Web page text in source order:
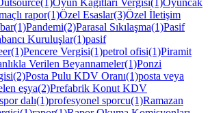
rapor(1)Özel Esaslar(3)Özel İletişim
Pandemi(2)Parasal Sıkılaşma(1)Pasif
Kuruluşlar(1)pasif
Pencere Vergisi(1)petrol ofisi(1)Piramit
Verilen Beyannameler(1)Ponzi
Posta Pulu KDV Oranı(1)posta veya
eşya(2)Prefabrik Konut KDV
dalı(1)profesyonel sporcu(1)Ramazan